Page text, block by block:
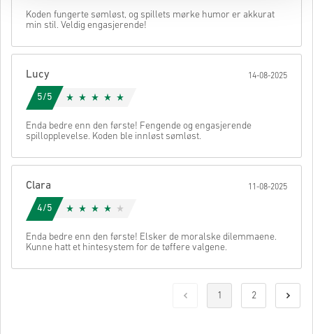
Koden fungerte sømløst, og spillets mørke humor er akkurat
min stil. Veldig engasjerende!
Lucy 14-08-2025
5/5
Enda bedre enn den første! Fengende og engasjerende
spillopplevelse. Koden ble innløst sømløst.
Clara 11-08-2025
4/5
Enda bedre enn den første! Elsker de moralske dilemmaene.
Kunne hatt et hintesystem for de tøffere valgene.
1 2